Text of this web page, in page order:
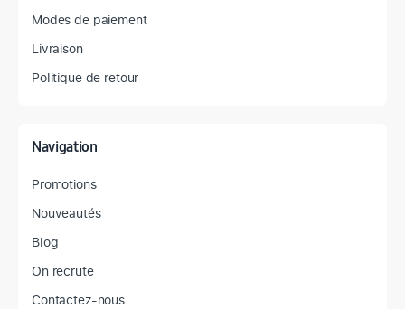
Modes de paiement
Livraison
Politique de retour
Navigation
Promotions
Nouveautés
Blog
On recrute
Contactez-nous